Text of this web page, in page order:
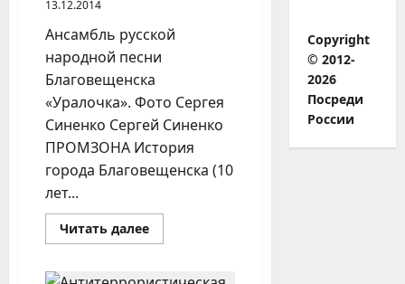
13.12.2014
Ансамбль русской
народной песни
Благовещенска
«Уралочка». Фото Сергея
Синенко Сергей Синенко
ПРОМЗОНА История
города Благовещенска (10
лет...
Читать далееПрочитать
больше
Благовещенск
Copyright
© 2012-
2026
Посреди
России